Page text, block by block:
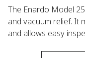
The Enardo Model
and vacuum relief. It
and allows easy